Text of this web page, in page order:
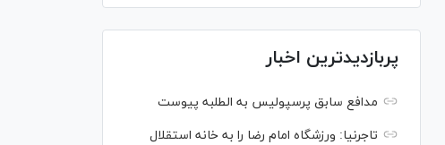
پربازدیدترین اخبار
مدافع سابق پرسپولیس به الطلبه پیوست
تاجرنیا: ورزشگاه امام رضا را به خانه استقلال